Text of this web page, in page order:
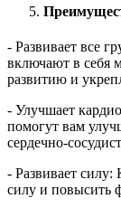
- Развивает все
включают в себя
развитию и
- Улучшает
помогут вам
сердечно-
- Развивает силу:
силу и повысить